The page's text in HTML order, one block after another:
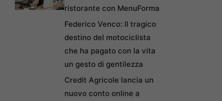
ristorante con MenuForma
Federico Venco: Il tragico
destino del motociclista
che ha pagato con la vita
un gesto di gentilezza
Credit Agricole lancia un
nuovo conto online a